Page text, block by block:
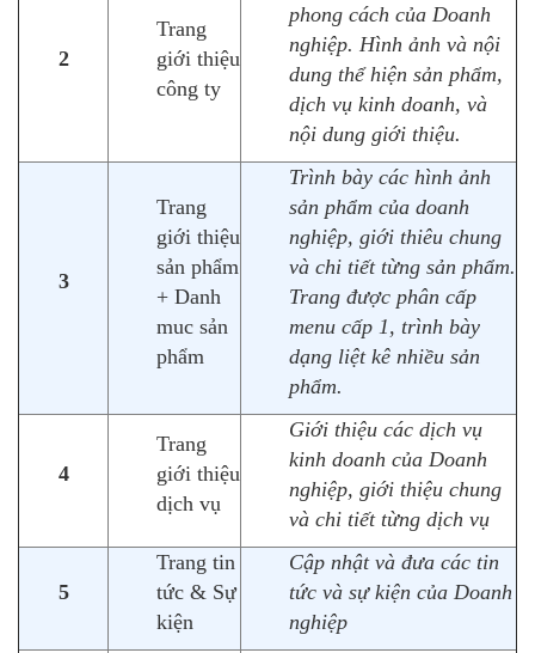
2
Trang
giới thiệu
công ty
phong cách của Doanh
nghiệp. Hình ảnh và nội
dung thể hiện sản phẩm,
dịch vụ kinh doanh, và
nội dung giới thiệu.
3
Trang
giới thiệu
sản phẩm
+ Danh
muc sản
phẩm
Trình bày các hình ảnh
sản phẩm của doanh
nghiệp, giới thiêu chung
và chi tiết từng sản phẩm.
Trang được phân cấp
menu cấp 1, trình bày
dạng liệt kê nhiều sản
phẩm.
4
Trang
giới thiệu
dịch vụ
Giới thiệu các dịch vụ
kinh doanh của Doanh
nghiệp, giới thiệu chung
và chi tiết từng dịch vụ
5
Trang tin
tức & Sự
kiện
Cập nhật và đưa các tin
tức và sự kiện của Doanh
nghiệp